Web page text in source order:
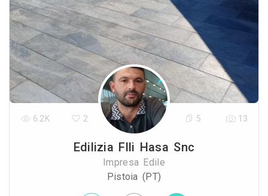
Edilizia Flli Hasa Snc
Impresa Edile
Pistoia (PT)
6.2K 2 5 13